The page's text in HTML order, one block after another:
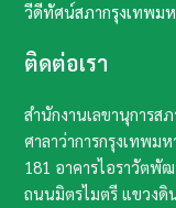
วีดีทัศน์สภากรุงเทพม
ติดต่อเรา
สำนักงานเลขานุการส
ศาลาว่าการกรุงเทพม
181 อาคารไอราวัตพั
ถนนมิตรไมตรี แขวงดิ